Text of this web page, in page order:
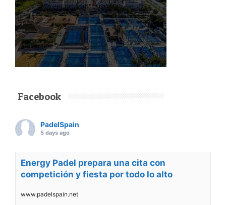
Facebook
PadelSpain
5 days ago
Energy Padel prepara una cita con
competición y fiesta por todo lo alto
www.padelspain.net